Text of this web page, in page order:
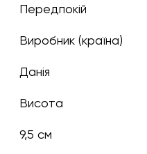
Передпокій
Виробник (країна)
Данія
Висота
9,5 см